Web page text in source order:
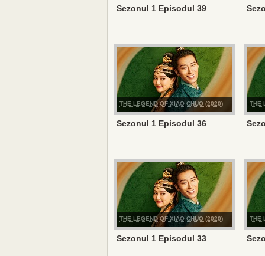
Sezonul 1 Episodul 39
THE LEGEND OF XIAO CHUO (2020)
Sezonul 1 Episodul 36
THE
THE LEGEND OF XIAO CHUO (2020)
Sezonul 1 Episodul 33
THE